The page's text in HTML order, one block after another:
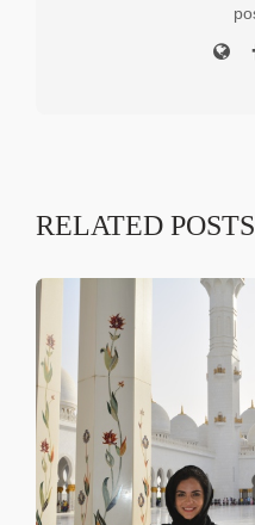
RELATED POSTS